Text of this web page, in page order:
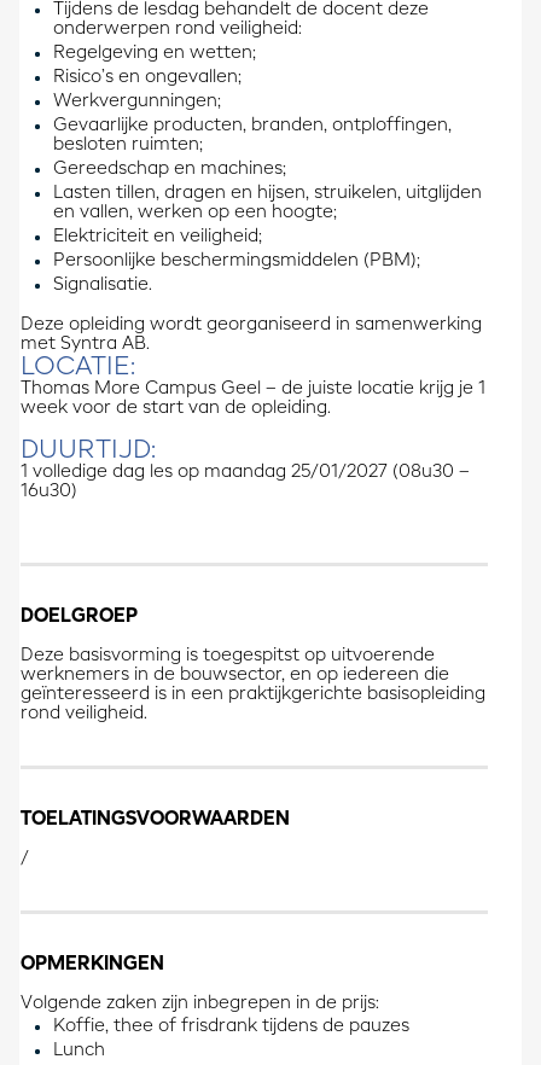
Tijdens de lesdag behandelt de docent deze
onderwerpen rond veiligheid:
Regelgeving en wetten;
Risico’s en ongevallen;
Werkvergunningen;
Gevaarlijke producten, branden, ontploffingen,
besloten ruimten;
Gereedschap en machines;
Lasten tillen, dragen en hijsen, struikelen, uitglijden
en vallen, werken op een hoogte;
Elektriciteit en veiligheid;
Persoonlijke beschermingsmiddelen (PBM);
Signalisatie.
Deze opleiding wordt georganiseerd in samenwerking
met Syntra AB.
LOCATIE:
Thomas More Campus Geel – de juiste locatie krijg je 1
week voor de start van de opleiding.
DUURTIJD:
1 volledige dag les op maandag 25/01/2027 (08u30 –
16u30)
DOELGROEP
Deze basisvorming is toegespitst op uitvoerende
werknemers in de bouwsector, en op iedereen die
geïnteresseerd is in een praktijkgerichte basisopleiding
rond veiligheid.
TOELATINGSVOORWAARDEN
/
OPMERKINGEN
Volgende zaken zijn inbegrepen in de prijs:
Koffie, thee of frisdrank tijdens de pauzes
Lunch